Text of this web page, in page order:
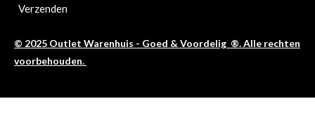
Verzenden
© 2025 Outlet Warenhuis - Goed & Voordelig ®. Alle rechten
voorbehouden.